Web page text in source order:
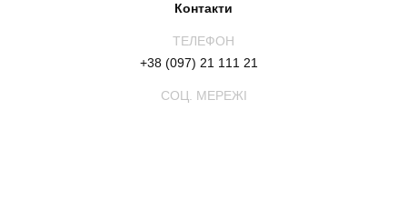
Контакти
ТЕЛЕФОН
+38 (097) 21 111 21
СОЦ. МЕРЕЖІ